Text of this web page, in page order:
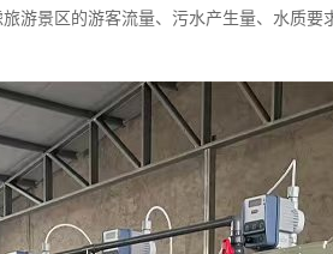
游景区的游客流量、污水产生量、水质